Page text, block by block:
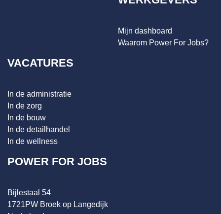
Mijn dashboard
Waarom Power For Jobs?
VACATURES
In de administratie
In de zorg
In de bouw
In de detailhandel
In de wellness
POWER FOR JOBS
Bijlestaal 54
1721PW Broek op Langedijk